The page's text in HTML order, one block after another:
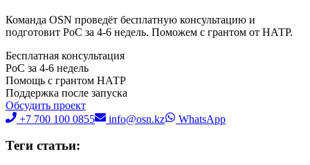
Команда OSN проведёт бесплатную консультацию и
подготовит PoC за 4-6 недель. Поможем с грантом от НАТР.
Бесплатная консультация
PoC за 4-6 недель
Помощь с грантом НАТР
Поддержка после запуска
Обсудить проект
+7 700 100 0855
info@osn.kz WhatsApp
Теги статьи: